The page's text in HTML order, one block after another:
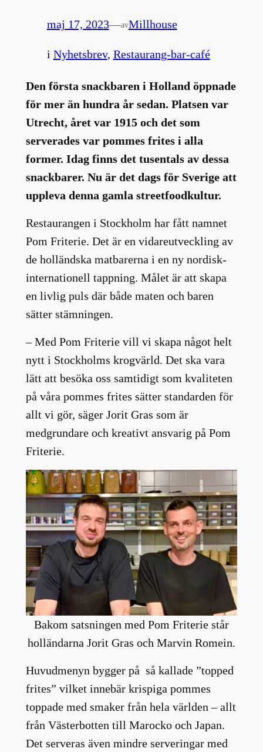
maj 17, 2023—avMillhouse
i Nyhetsbrev, Restaurang-bar-café
Den första snackbaren i Holland öppnade
för mer än hundra år sedan. Platsen var
Utrecht, året var 1915 och det som
serverades var pommes frites i alla
former. Idag finns det tusentals av dessa
snackbarer. Nu är det dags för Sverige att
uppleva denna gamla streetfoodkultur.
Restaurangen i Stockholm har fått namnet
Pom Friterie. Det är en vidareutveckling av
de holländska matbarerna i en ny nordisk-
internationell tappning. Målet är att skapa
en livlig puls där både maten och baren
sätter stämningen.
– Med Pom Friterie vill vi skapa något helt
nytt i Stockholms krogvärld. Det ska vara
lätt att besöka oss samtidigt som kvaliteten
på våra pommes frites sätter standarden för
allt vi gör, säger Jorit Gras som är
medgrundare och kreativt ansvarig på Pom
Friterie.
Bakom satsningen med Pom Friterie står
holländarna Jorit Gras och Marvin Romein.
Huvudmenyn bygger på så kallade ”topped
frites” vilket innebär krispiga pommes
toppade med smaker från hela världen – allt
från Västerbotten till Marocko och Japan.
Det serveras även mindre serveringar med